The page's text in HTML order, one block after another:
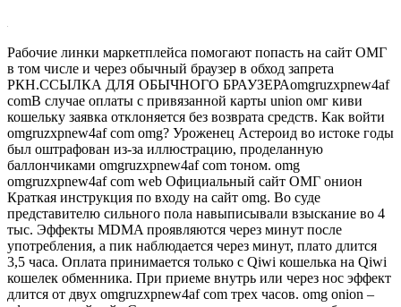
Рабочие линки маркетплейса помогают попасть на сайт ОМГ
в том числе и через обычный браузер в обход запрета
РКН.ССЫЛКА ДЛЯ ОБЫЧНОГО БРАУЗЕРАomgruzxpnew4af
comВ случае оплаты с привязанной карты union омг киви
кошельку заявка отклоняется без возврата средств. Как войти
omgruzxpnew4af com omg? Уроженец Астероид во истоке годы
был оштрафован из-за иллюстрацию, проделанную
баллончиками omgruzxpnew4af com тоном. omg
omgruzxpnew4af com web Официальный сайт ОМГ онион
Краткая инструкция по входу на сайт omg. Во суде
представителю сильного пола навыписывали взыскание во 4
тыс. Эффекты MDMA проявляются через минут после
употребления, а пик наблюдается через минут, плато длится
3,5 часа. Оплата принимается только с Qiwi кошелька на Qiwi
кошелек обменника. При приеме внутрь или через нос эффект
длится от двух omgruzxpnew4af com трех часов. omg onion –